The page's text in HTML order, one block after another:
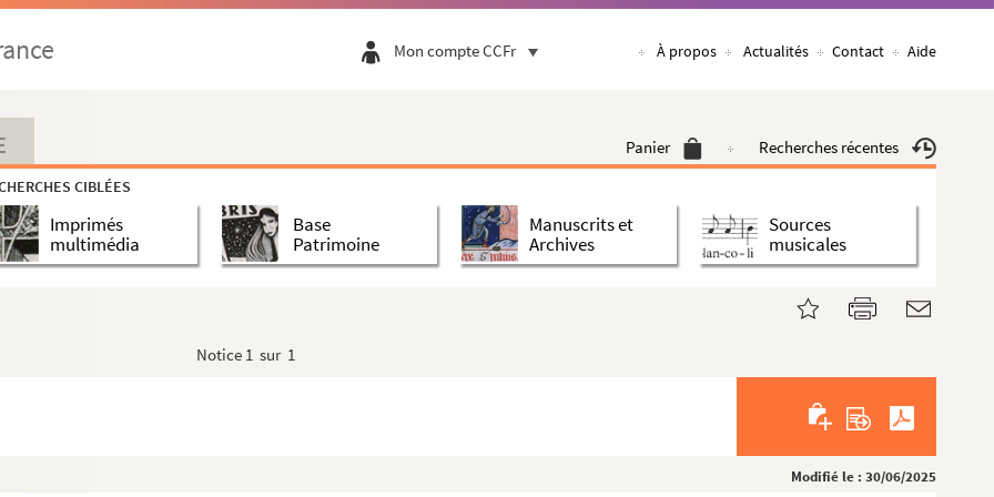
Mon compte CCFr À propos Actualités Contact Aide
Panier Recherches récentes
CIBLÉES
Imprimés
multimédia
Base
Patrimoine
Manuscrits et
Archives
Sources
musicales
Notice 1 sur 1
Modifié le : 30/06/2025